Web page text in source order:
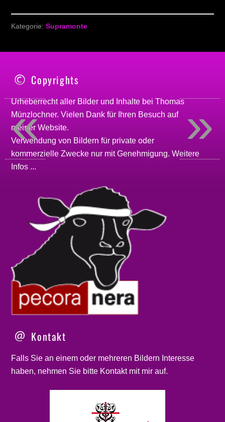
Kategorie:Supramonte
Copyrights
Urheberrecht aller Bilder und Inhalte beiThomas
Münzlochner. Vielen Dank für Ihren Besuch auf
meinerWebsite.
Verwendung von Bildern für private oder
kommerzielle Zwecke nur mit Genehmigung.Weitere
Infos ...
Kontakt
Falls Sie an einem oder mehreren Bildern Interesse
haben, nehmen Sie bitte Kontaktmit mir auf.
»
«